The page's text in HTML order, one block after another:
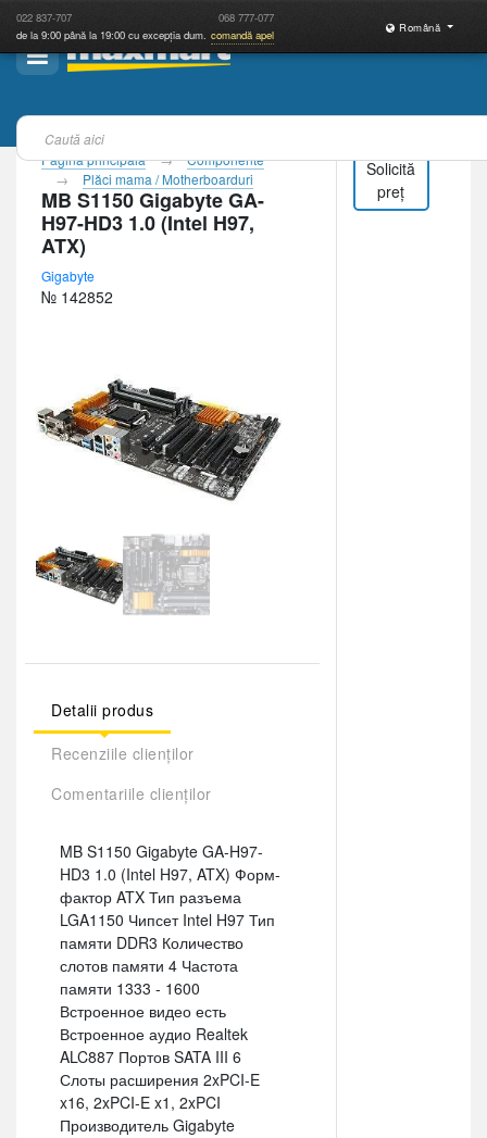
022 837-707 068 777-077
de la 9:00 până la 19:00 cu excepția dum. comandă apel
Română
Pagina principală
Componente
Plăci mama / Motherboarduri
MB S1150 Gigabyte GA-
H97-HD3 1.0 (Intel H97,
ATX)
Gigabyte
№ 142852
Detalii produs
Recenziile clienților
Comentariile clienților
MB S1150 Gigabyte GA-H97-
HD3 1.0 (Intel H97, ATX) Форм-
фактор ATX Тип разъема
LGA1150 Чипсет Intel H97 Тип
памяти DDR3 Количество
слотов памяти 4 Частота
памяти 1333 - 1600
Встроенное видео есть
Встроенное аудио Realtek
ALC887 Портов SATA III 6
Слоты расширения 2xPCI-E
x16, 2xPCI-E x1, 2xPCI
Производитель Gigabyte
Solicită
preț